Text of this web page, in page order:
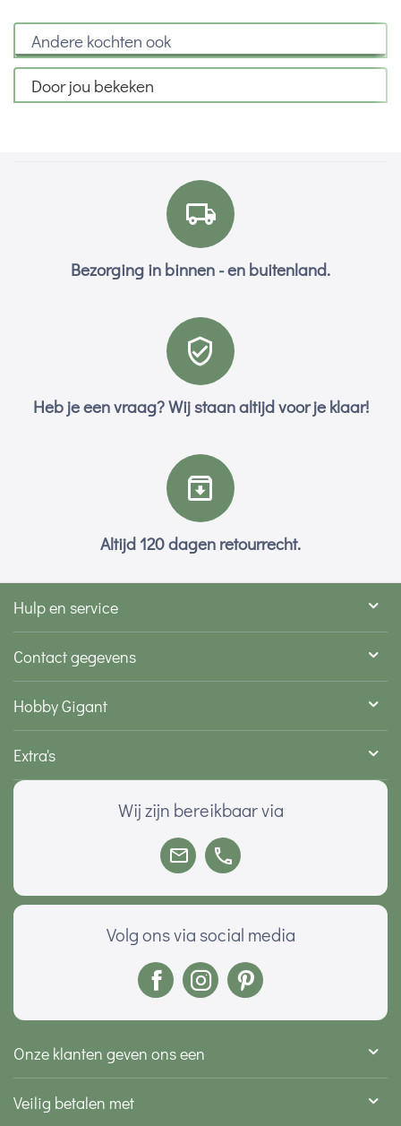
Andere kochten ook
Door jou bekeken
Bezorging in binnen - en buitenland.
Heb je een vraag? Wij staan altijd voor je klaar!
Altijd 120 dagen retourrecht.
Hulp en service
Contact gegevens
Hobby Gigant
Extra's
Wij zijn bereikbaar via
Volg ons via social media
Onze klanten geven ons een
Veilig betalen met